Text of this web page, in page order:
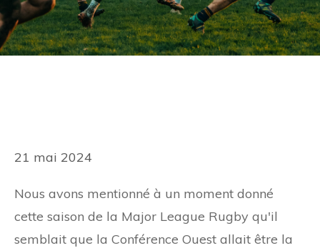
21 mai 2024
Nous avons mentionné à un moment donné
cette saison de la Major League Rugby qu'il
semblait que la Conférence Ouest allait être la